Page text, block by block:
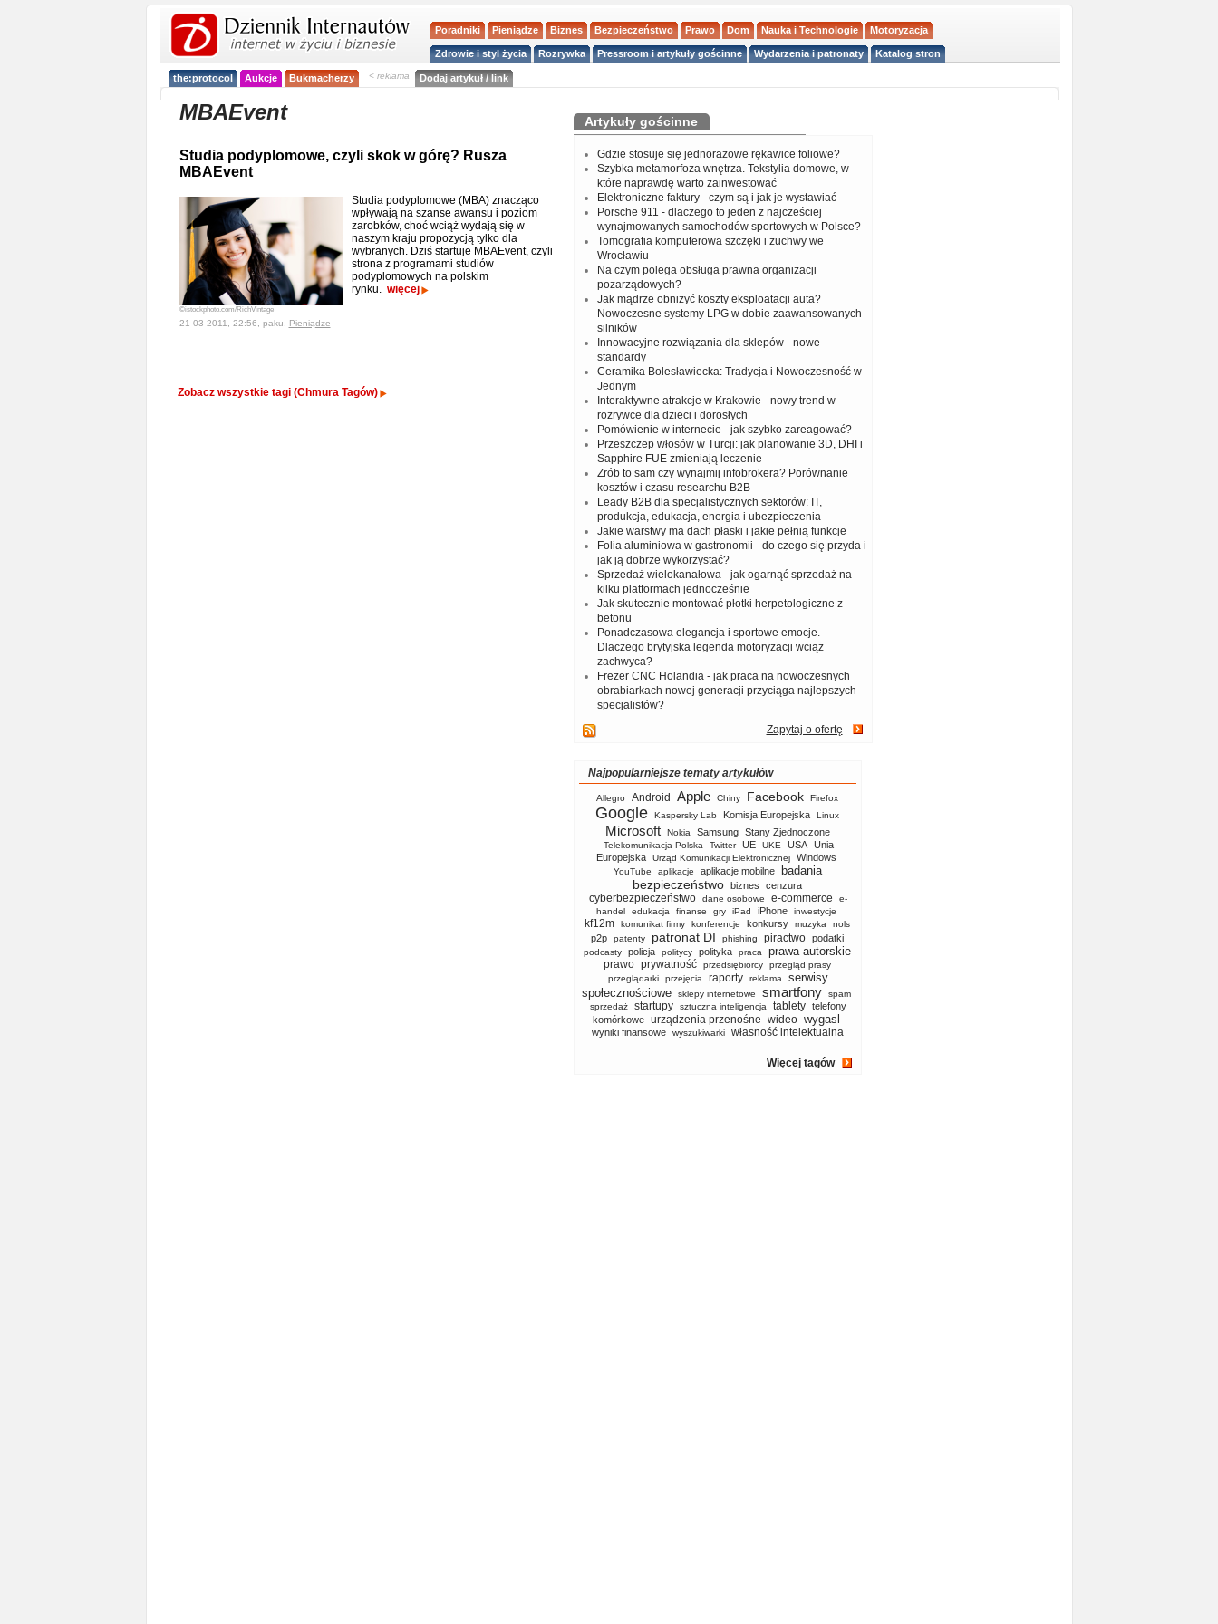
Poradniki Pieniądze Biznes Bezpieczeństwo Prawo Dom Nauka i Technologie Motoryzacja
Zdrowie i styl życia Rozrywka Pressroom i artykuły gościnne Wydarzenia i patronaty Katalog stron
the:protocol Aukcje Bukmacherzy < reklama Dodaj artykuł / link
MBAEvent
Studia podyplomowe, czyli skok w górę? Rusza
MBAEvent
©istockphoto.com/RichVintage
Studia podyplomowe (MBA) znacząco
wpływają na szanse awansu i poziom
zarobków, choć wciąż wydają się w
naszym kraju propozycją tylko dla
wybranych. Dziś startuje MBAEvent, czyli
strona z programami studiów
podyplomowych na polskim
rynku. więcej
21-03-2011, 22:56, paku, Pieniądze
Zobacz wszystkie tagi (Chmura Tagów)
Artykuły gościnne
Gdzie stosuje się jednorazowe rękawice foliowe?
Szybka metamorfoza wnętrza. Tekstylia domowe, w
które naprawdę warto zainwestować
Elektroniczne faktury - czym są i jak je wystawiać
Porsche 911 - dlaczego to jeden z najcześciej
wynajmowanych samochodów sportowych w Polsce?
Tomografia komputerowa szczęki i żuchwy we
Wrocławiu
Na czym polega obsługa prawna organizacji
pozarządowych?
Jak mądrze obniżyć koszty eksploatacji auta?
Nowoczesne systemy LPG w dobie zaawansowanych
silników
Innowacyjne rozwiązania dla sklepów - nowe
standardy
Ceramika Bolesławiecka: Tradycja i Nowoczesność w
Jednym
Interaktywne atrakcje w Krakowie - nowy trend w
rozrywce dla dzieci i dorosłych
Pomówienie w internecie - jak szybko zareagować?
Przeszczep włosów w Turcji: jak planowanie 3D, DHI i
Sapphire FUE zmieniają leczenie
Zrób to sam czy wynajmij infobrokera? Porównanie
kosztów i czasu researchu B2B
Leady B2B dla specjalistycznych sektorów: IT,
produkcja, edukacja, energia i ubezpieczenia
Jakie warstwy ma dach płaski i jakie pełnią funkcje
Folia aluminiowa w gastronomii - do czego się przyda i
jak ją dobrze wykorzystać?
Sprzedaż wielokanałowa - jak ogarnąć sprzedaż na
kilku platformach jednocześnie
Jak skutecznie montować płotki herpetologiczne z
betonu
Ponadczasowa elegancja i sportowe emocje.
Dlaczego brytyjska legenda motoryzacji wciąż
zachwyca?
Frezer CNC Holandia - jak praca na nowoczesnych
obrabiarkach nowej generacji przyciąga najlepszych
specjalistów?
Zapytaj o ofertę
Najpopularniejsze tematy artykułów
Allegro Android Apple Chiny Facebook Firefox
Google Kaspersky Lab Komisja Europejska Linux
Microsoft Nokia Samsung Stany Zjednoczone
Telekomunikacja Polska Twitter UE UKE USA
Unia
Europejska
Urząd Komunikacji Elektronicznej Windows
YouTube aplikacje aplikacje mobilne badania
bezpieczeństwo biznes cenzura
cyberbezpieczeństwo dane osobowe e-commerce
e-
handel
edukacja finanse gry iPad iPhone inwestycje
kf12m komunikat firmy konferencje konkursy muzyka nols
p2p patenty patronat DI phishing piractwo podatki
podcasty policja politycy polityka praca prawa autorskie
prawo prywatność przedsiębiorcy
przegląd prasy
przeglądarki
przejęcia raporty reklama
serwisy
społecznościowe
sklepy internetowe smartfony
spam
sprzedaż
startupy sztuczna inteligencja tablety telefony
komórkowe urządzenia przenośne wideo wygasl
wyniki finansowe wyszukiwarki własność intelektualna
Więcej tagów